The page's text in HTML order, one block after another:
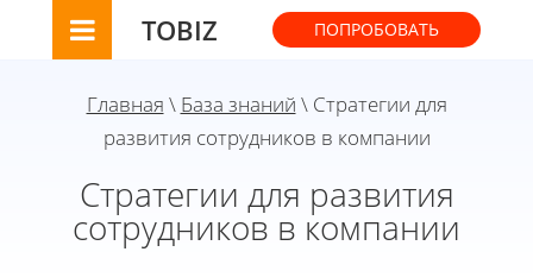
TOBIZ ПОПРОБОВАТЬ
Главная \ База знаний \ Стратегии для
развития сотрудников в компании
Стратегии для развития
сотрудников в компании